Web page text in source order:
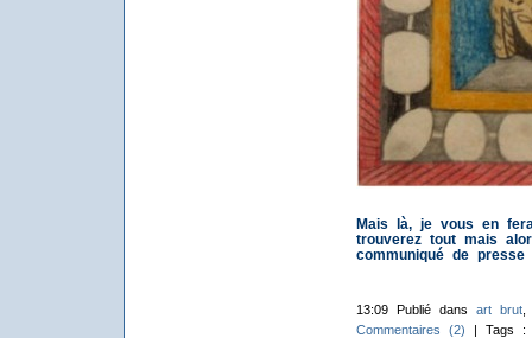
Mais là, je vous en
trouverez tout mais
communiqué de presse
13:09 Publié dans art brut
Commentaires (2) | Tags